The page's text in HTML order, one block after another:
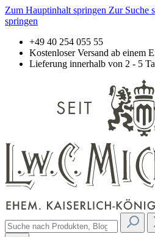
Zum Hauptinhalt springen Zur Suche
springen
+49 40 254 055 55
Kostenloser Versand ab einem
Lieferung innerhalb von 2 - 5